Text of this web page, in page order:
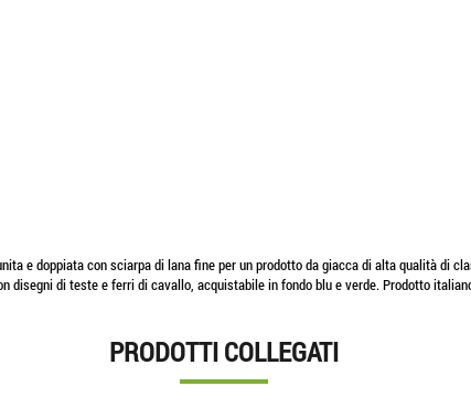
e doppiata con sciarpa di lana fine per un prodotto da giacca di alta qualità di
di teste e ferri di cavallo, acquistabile in fondo blu e verde. Prodotto
PRODOTTI COLLEGATI